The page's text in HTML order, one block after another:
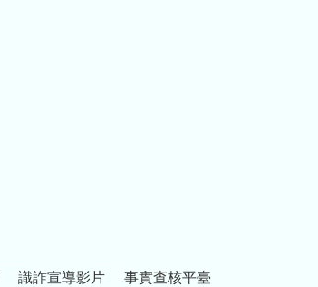
識詐宣導影片 事實查核平臺